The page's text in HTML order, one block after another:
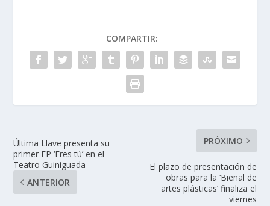
COMPARTIR:
Última Llave presenta su
primer EP ‘Eres tú’ en el
Teatro Guiniguada
ANTERIOR
PRÓXIMO
El plazo de presentación de
obras para la ‘Bienal de
artes plásticas’ finaliza el
viernes